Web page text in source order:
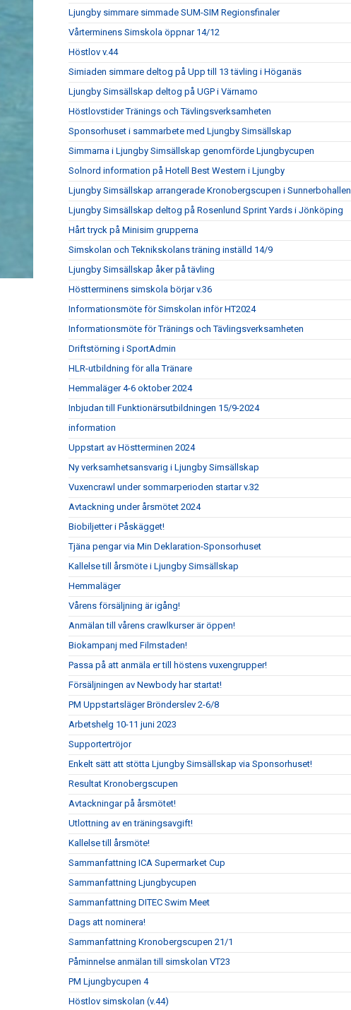
Ljungby simmare simmade SUM-SIM Regionsfinaler
Vårterminens Simskola öppnar 14/12
Höstlov v.44
Simiaden simmare deltog på Upp till 13 tävling i Höganäs
Ljungby Simsällskap deltog på UGP i Värnamo
Höstlovstider Tränings och Tävlingsverksamheten
Sponsorhuset i sammarbete med Ljungby Simsällskap
Simmarna i Ljungby Simsällskap genomförde Ljungbycupen
Solnord information på Hotell Best Western i Ljungby
Ljungby Simsällskap arrangerade Kronobergscupen i Sunnerbohallen
Ljungby Simsällskap deltog på Rosenlund Sprint Yards i Jönköping
Hårt tryck på Minisim grupperna
Simskolan och Teknikskolans träning inställd 14/9
Ljungby Simsällskap åker på tävling
Höstterminens simskola börjar v.36
Informationsmöte för Simskolan inför HT2024
Informationsmöte för Tränings och Tävlingsverksamheten
Driftstörning i SportAdmin
HLR-utbildning för alla Tränare
Hemmaläger 4-6 oktober 2024
Inbjudan till Funktionärsutbildningen 15/9-2024
information
Uppstart av Höstterminen 2024
Ny verksamhetsansvarig i Ljungby Simsällskap
Vuxencrawl under sommarperioden startar v.32
Avtackning under årsmötet 2024
Biobiljetter i Påskägget!
Tjäna pengar via Min Deklaration-Sponsorhuset
Kallelse till årsmöte i Ljungby Simsällskap
Hemmaläger
Vårens försäljning är igång!
Anmälan till vårens crawlkurser är öppen!
Biokampanj med Filmstaden!
Passa på att anmäla er till höstens vuxengrupper!
Försäljningen av Newbody har startat!
PM Uppstartsläger Brönderslev 2-6/8
Arbetshelg 10-11 juni 2023
Supportertröjor
Enkelt sätt att stötta Ljungby Simsällskap via Sponsorhuset!
Resultat Kronobergscupen
Avtackningar på årsmötet!
Utlottning av en träningsavgift!
Kallelse till årsmöte!
Sammanfattning ICA Supermarket Cup
Sammanfattning Ljungbycupen
Sammanfattning DITEC Swim Meet
Dags att nominera!
Sammanfattning Kronobergscupen 21/1
Påminnelse anmälan till simskolan VT23
PM Ljungbycupen 4
Höstlov simskolan (v.44)